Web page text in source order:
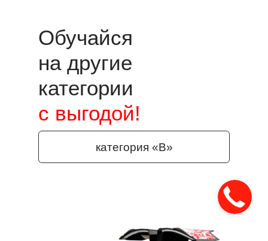
Обучайся
на другие
категории
с выгодой!
категория «‎B»‎